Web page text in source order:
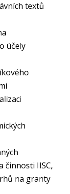
textů
účely
činnosti IISC,
na granty